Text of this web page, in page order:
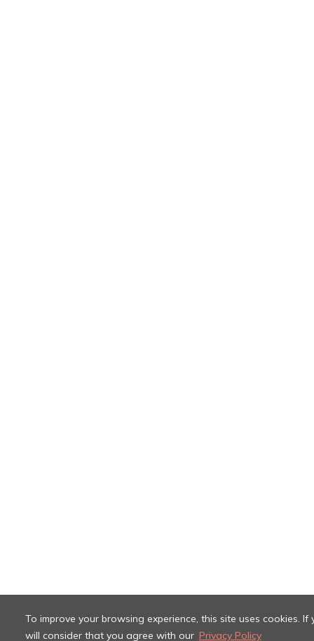
To improve your browsing experience, this site uses cookies.
will consider that you agree with our Privacy Policy